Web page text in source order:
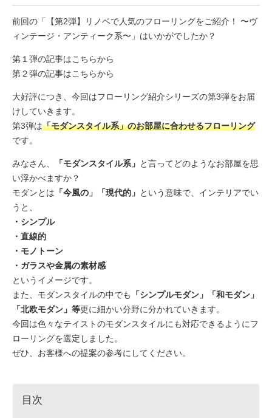
​​前回の「【第2弾】リノベで人気のフローリングをご紹介！ 〜ヴ
ィンテージ・アンティーク系〜」はいかがでしたか？
第１弾の記事はこちらから
第２弾の記事はこちらから
大好評につき、今回はフローリング紹介シリーズの第3弾をお届
けしていきます。
第3弾は「モダンスタイル系」のお部屋に合わせるフローリング
です。
みなさん、 「モダンスタイル系」 と言ってどのようなお部屋を思
い浮かべますか？
モダンとは 「今風の」「現代的」 という意味で、インテリアでい
うと、
・シンプル
・直線的
・モノトーン
・ガラスや金属の素材感
というイメージです。
また、モダンスタイルの中でも
「シンプルモダン」「和モダン」
「北欧モダン」等更に細かい分野に分かれていきます。
今回は色々なテイストのモダンスタイルにも対応できるようにフ
ローリングを選定しました。
ぜひ、お客様への提案の参考にしてください。
目次